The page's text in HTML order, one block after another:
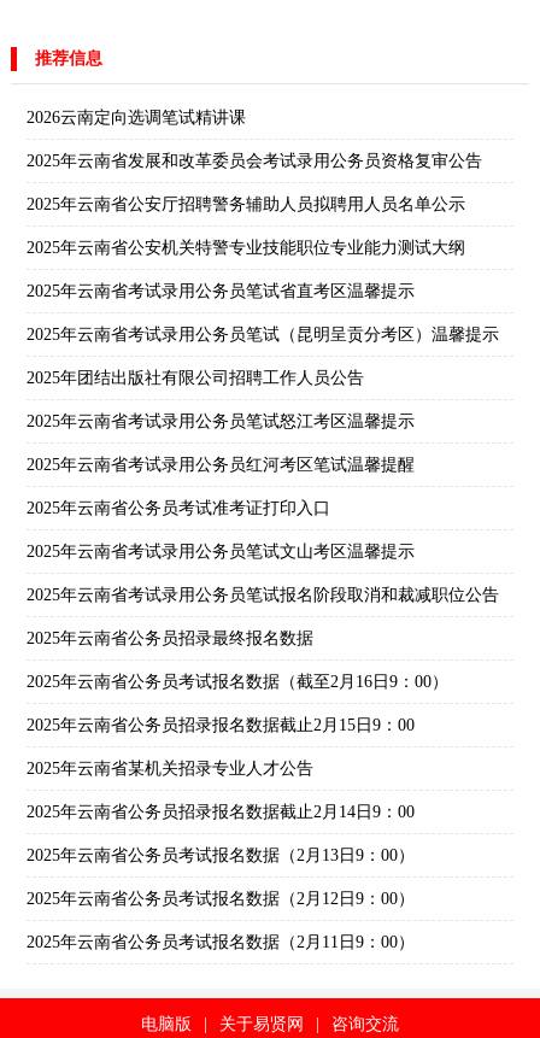
推荐信息
2026云南定向选调笔试精讲课
2025年云南省发展和改革委员会考试录用公务员资格复审公告
2025年云南省公安厅招聘警务辅助人员拟聘用人员名单公示
2025年云南省公安机关特警专业技能职位专业能力测试大纲
2025年云南省考试录用公务员笔试省直考区温馨提示
2025年云南省考试录用公务员笔试（昆明呈贡分考区）温馨提示
2025年团结出版社有限公司招聘工作人员公告
2025年云南省考试录用公务员笔试怒江考区温馨提示
2025年云南省考试录用公务员红河考区笔试温馨提醒
2025年云南省公务员考试准考证打印入口
2025年云南省考试录用公务员笔试文山考区温馨提示
2025年云南省考试录用公务员笔试报名阶段取消和裁减职位公告
2025年云南省公务员招录最终报名数据
2025年云南省公务员考试报名数据（截至2月16日9：00）
2025年云南省公务员招录报名数据截止2月15日9：00
2025年云南省某机关招录专业人才公告
2025年云南省公务员招录报名数据截止2月14日9：00
2025年云南省公务员考试报名数据（2月13日9：00）
2025年云南省公务员考试报名数据（2月12日9：00）
2025年云南省公务员考试报名数据（2月11日9：00）
电脑版 关于易贤网 咨询交流